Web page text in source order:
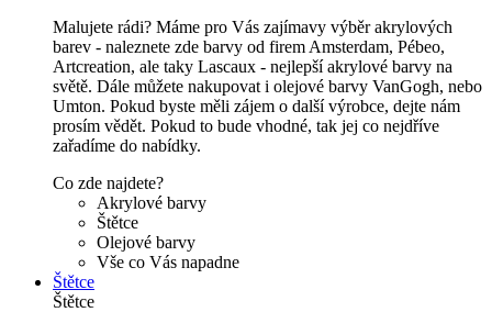
Malujete rádi? Máme pro Vás zajímavy výběr akrylových
barev - naleznete zde barvy od firem Amsterdam, Pébeo,
Artcreation, ale taky Lascaux - nejlepší akrylové barvy na
světě. Dále můžete nakupovat i olejové barvy VanGogh, nebo
Umton. Pokud byste měli zájem o další výrobce, dejte nám
prosím vědět. Pokud to bude vhodné, tak jej co nejdříve
zařadíme do nabídky.
Co zde najdete?
Akrylové barvy
Štětce
Olejové barvy
Vše co Vás napadne
Štětce
Štětce